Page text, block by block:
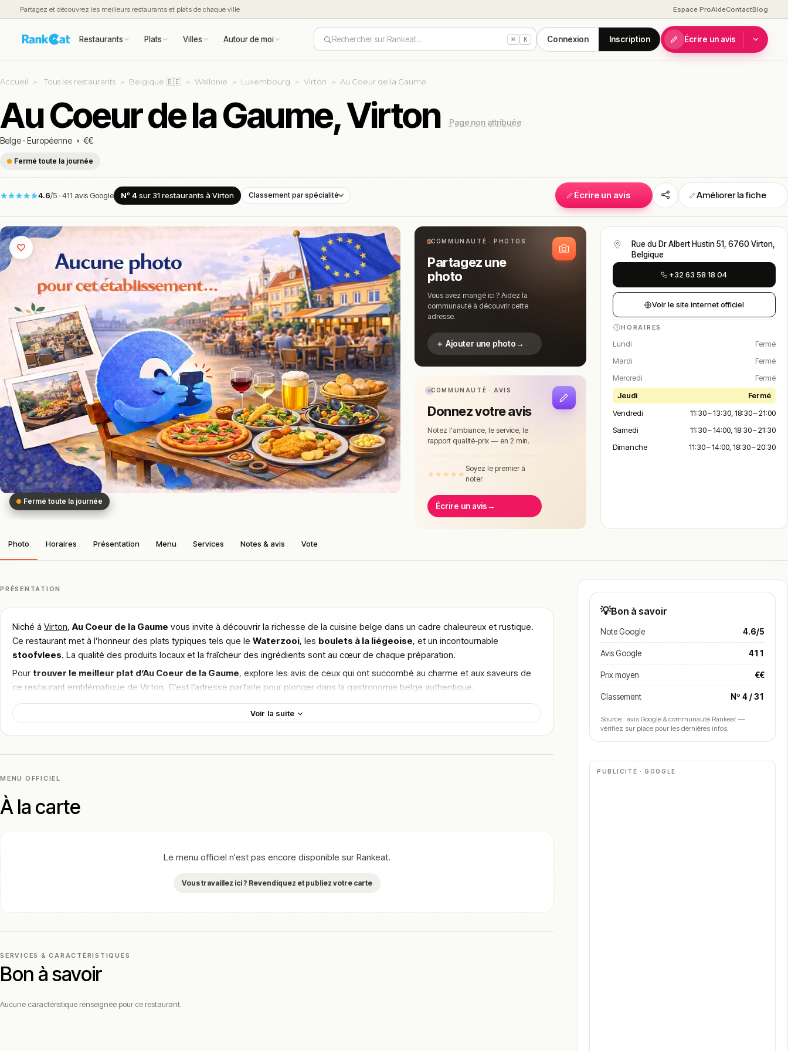
Partagez et découvrez les meilleurs restaurants et plats de chaque ville Espace ProAideContactBlog
Restaurants Plats Villes Autour de moi Rechercher sur Rankeat… ⌘ K Connexion Inscription Écrire un avis
Accueil Tous les restaurants Belgique 🇧🇪 Wallonie Luxembourg Virton Au Coeur de la Gaume
Au Coeur de la Gaume, Virton
Page non attribuée
Belge · Européenne • €€
Fermé toute la journée
4.6/5 · 411 avis Google Nº 4sur 31restaurants à Virton Classement par spécialité Écrire un avis Améliorer la fiche
Fermé toute la journée
COMMUNAUTÉ · PHOTOS
Partagez une
photo
Vous avez mangé ici ? Aidez la
communauté à découvrir cette
adresse.
＋ Ajouter une photo→
COMMUNAUTÉ · AVIS
Donnez votre avis
Notez l'ambiance, le service, le
rapport qualité-prix — en 2 min.
★ ★ ★ ★ ★
Soyez le premier à
noter
Écrire un avis→
Rue du Dr Albert Hustin 51, 6760 Virton,
Belgique
+32 63 58 18 04
Voir le site internet officiel
HORAIRES
Lundi
Fermé
Mardi
Fermé
Mercredi
Fermé
Jeudi
Fermé
Vendredi
11:30 – 13:30, 18:30 – 21:00
Samedi
11:30 – 14:00, 18:30 – 21:30
Dimanche
11:30 – 14:00, 18:30 – 20:30
Photo Horaires Présentation Menu Services Notes & avis Vote
PRÉSENTATION
Niché à Virton,Au Coeur de la Gaume vous invite à découvrir la richesse de la cuisine belge dans un cadre chaleureux et rustique.
Ce restaurant met à l’honneur des plats typiques tels que le Waterzooi, les boulets à la liégeoise, et un incontournable
stoofvlees. La qualité des produits locaux et la fraîcheur des ingrédients sont au cœur de chaque préparation.
Pour trouver le meilleur plat d’Au Coeur de la Gaume, explore les avis de ceux qui ont succombé au charme et aux saveurs de
ce restaurant emblématique de Virton. C’est l’adresse parfaite pour plonger dans la gastronomie belge authentique.
Cette description peut contenir des erreurs, n'hésitez pas à nous aider en vous rendant sur :Améliorer la fiche de cet établissement
Voir la suite
MENU OFFICIEL
À la carte
Le menu officiel n'est pas encore disponible sur Rankeat.
Vous travaillez ici ? Revendiquez et publiez votre carte
SERVICES & CARACTÉRISTIQUES
Bon à savoir
Aucune caractéristique renseignée pour ce restaurant.
💡Bon à savoir
Note Google 4.6/5
Avis Google 411
Prix moyen €€
Classement Nº 4 / 31
Source : avis Google & communauté Rankeat —
vérifiez sur place pour les dernières infos.
PUBLICITÉ · GOOGLE